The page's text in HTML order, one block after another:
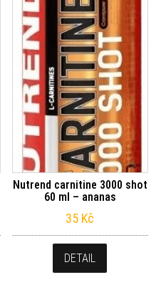
Nutrend carnitine 3000 shot
60 ml – ananas
35 Kč
DETAIL